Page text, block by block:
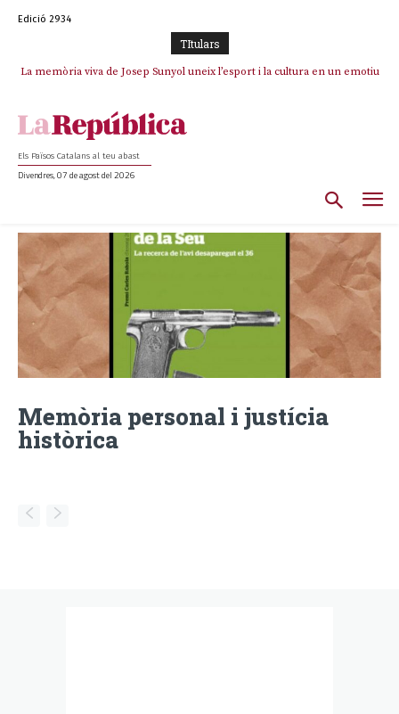
Edició 2934
TItulars
La memòria viva de Josep Sunyol uneix l’esport i la cultura en un emotiu
Els Països Catalans al teu abast
Divendres, 07 de agost del 2026
Memòria personal i justícia
històrica